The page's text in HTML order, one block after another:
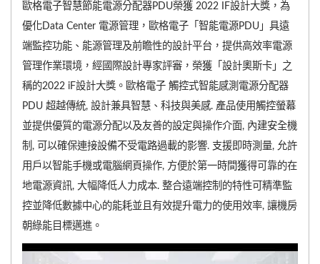
歐格電子智慧節能電源分配器PDU榮獲 2022 IF設計大獎，為
優化Data Center 電源管理，歐格電子「智能電源PDU」具遠
端監控功能、能源管理及前瞻性的設計平台，提供高效率電源
管理作業環境，經國際設計專家評審，榮獲「設計奧斯卡」之
稱的2022 iF設計大獎。歐格電子 觸控式智能感測電源分配器
PDU 超越傳統, 設計兼具智慧、科技與美感. 產品使用觸控螢幕
並提供優質的電源分配以及友善的設定與操作介面, 內建安全機
制, 可以確保連接設備不受電路過載的影響. 支援即時測量, 允許
用戶以智能手機或電腦網頁操作, 方便於第一時間獲得可靠的在
地電源資訊, 大幅降低人力成本. 整合遠端控制的特性可精準監
控並降低數據中心的能耗並且有效提升電力的使用效率, 讓機房
朝綠能目標邁進。